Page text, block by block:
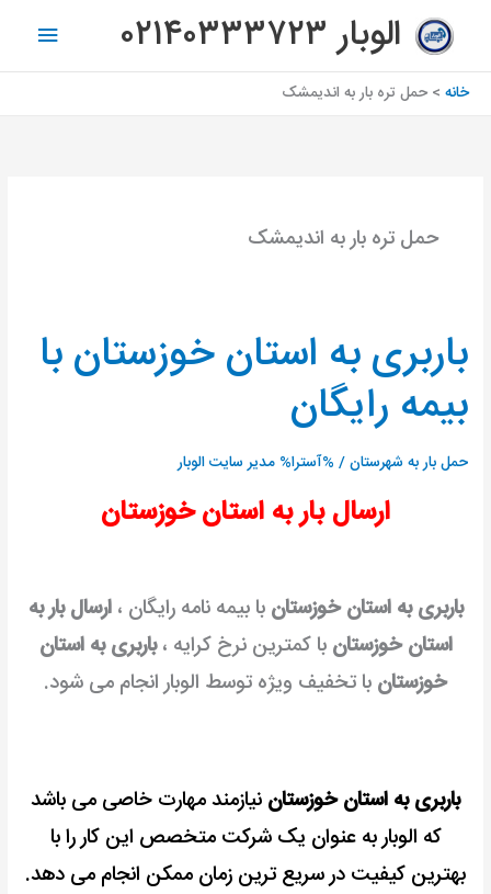
محتوا
الوبار ۰۲۱۴۰۳۳۳۷۲۳
اصلی
خانه حمل تره بار به اندیمشک
حمل تره بار به اندیمشک
باربری به استان خوزستان با
بیمه رایگان
حمل بار به شهرستان/ %آسترا% مدیر سایت الوبار
ارسال بار به استان خوزستان
باربری به استان خوزستان با بیمه نامه رایگان ،ارسال بار به
استان خوزستان با کمترین نرخ کرایه ،باربری به استان
خوزستان با تخفیف ویژه توسط الوبار انجام می شود.
باربری به استان خوزستان نیازمند مهارت خاصی می باشد
که الوبار به عنوان یک شرکت متخصص این کار را با
بهترین کیفیت در سریع ترین زمان ممکن انجام می دهد.
باربری
به
استان
خوزستان
بیمه